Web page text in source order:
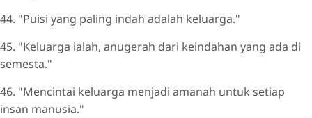
44. "Puisi yang paling indah adalah keluarga."
45. "Keluarga ialah, anugerah dari keindahan yang ada di
semesta."
46. "Mencintai keluarga menjadi amanah untuk setiap
insan manusia."